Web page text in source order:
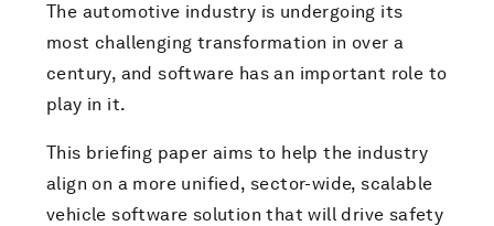
The automotive industry is undergoing its
most challenging transformation in over a
century, and software has an important role to
play in it.
This briefing paper aims to help the industry
align on a more unified, sector-wide, scalable
vehicle software solution that will drive safety